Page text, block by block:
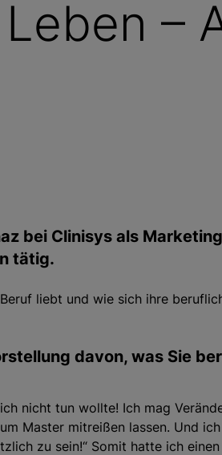
–
bei Clinisys als
tätig.
liebt und wie sich ihre
davon, was Sie
nicht tun wollte! Ich mag
Master mitreißen lassen. Und
zu sein!“ Somit hatte ich